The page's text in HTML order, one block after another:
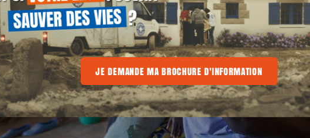
du personnel, les évacuations sanitaires et l’approvisionnement
D'INFORMATION JE DEMANDE MA BROCHURE D'INFORMATION JE
JE DEMANDE MA BROCHURE D'INFORMATION